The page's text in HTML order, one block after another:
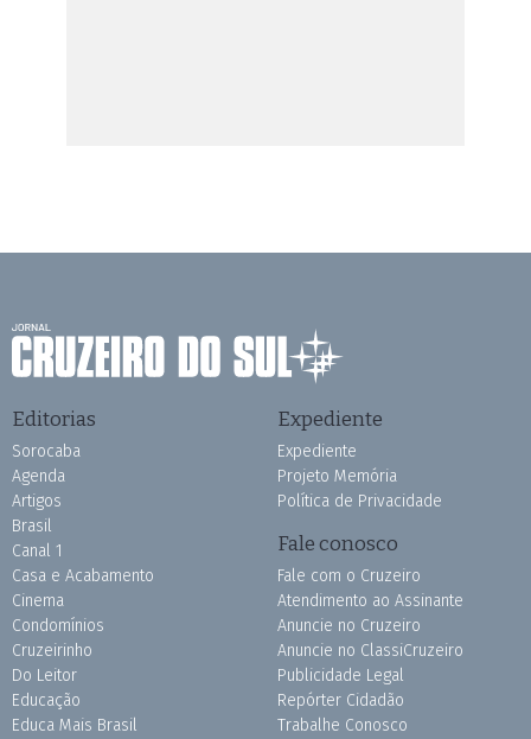
Editorias
Sorocaba
Agenda
Artigos
Brasil
Canal 1
Casa e Acabamento
Cinema
Condomínios
Cruzeirinho
Do Leitor
Educação
Educa Mais Brasil
Expediente
Expediente
Projeto Memória
Política de Privacidade
Fale conosco
Fale com o Cruzeiro
Atendimento ao Assinante
Anuncie no Cruzeiro
Anuncie no ClassiCruzeiro
Publicidade Legal
Repórter Cidadão
Trabalhe Conosco